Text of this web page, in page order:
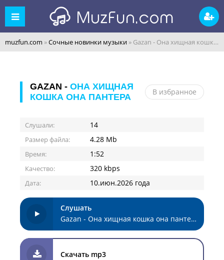
muzfun.com »Сочные новинки музыки » Gazan - Она хищная кошка она пантера
GAZAN - ОНА ХИЩНАЯ
КОШКА ОНА ПАНТЕРА
В избранное
Слушали: 14
Размер файла: 4.28 Mb
Время: 1:52
Качество: 320 kbps
Дата: 10.июн.2026 года
Слушать
Gazan - Она хищная кошка она пантера
Скачать mp3